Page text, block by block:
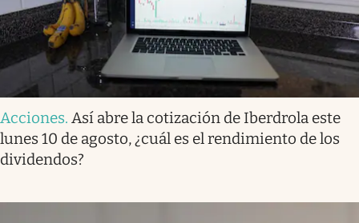
Acciones. Así abre la cotización de Iberdrola este
lunes 10 de agosto, ¿cuál es el rendimiento de los
dividendos?